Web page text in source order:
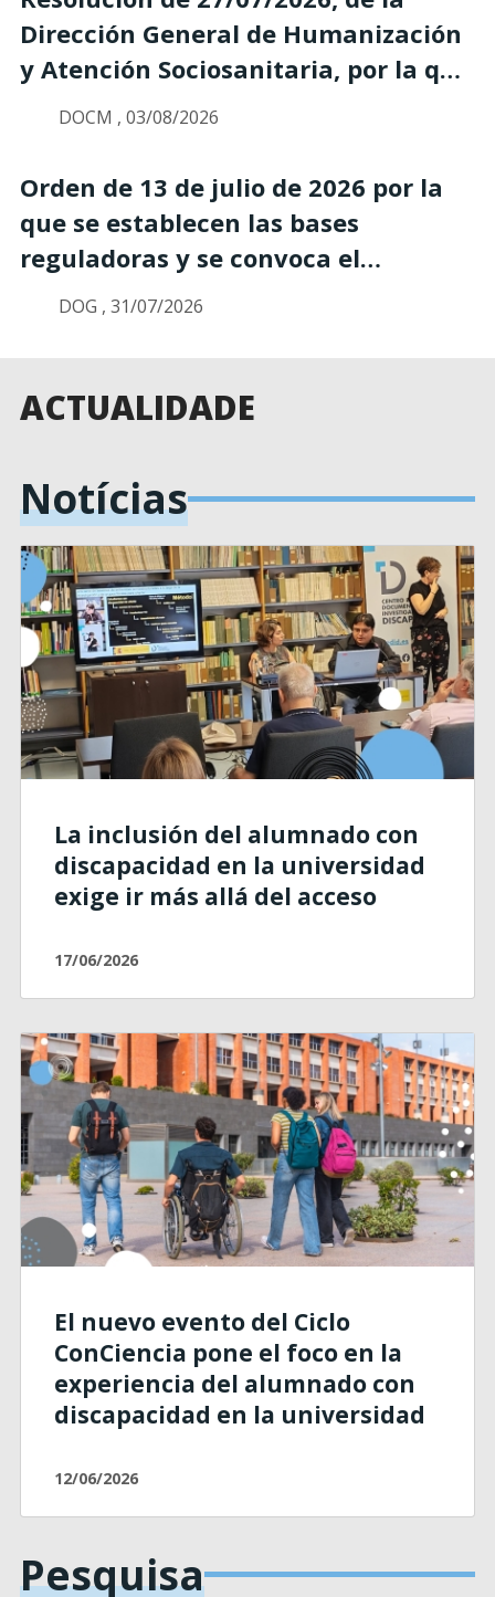
Dirección General de Humanización
y Atención Sociosanitaria, por la que
se aprueba la convocatoria para el
subvenciones, en régimen
simplificado de concurrencia, para
personas afectadas por la
enfermedad celíaca en Castilla-La
Mancha
DOCM , 03/08/2026
Orden de 13 de julio de 2026 por la
que se establecen las bases
reguladoras y se convoca el
procedimiento para la concesión de
general para fines de carácter
DOG , 31/07/2026
ACTUALIDADE
Notícias
La inclusión del alumnado con
discapacidad en la universidad
exige ir más allá del acceso
17/06/2026
El nuevo evento del Ciclo
ConCiencia pone el foco en la
experiencia del alumnado con
discapacidad en la universidad
12/06/2026
Pesquisa